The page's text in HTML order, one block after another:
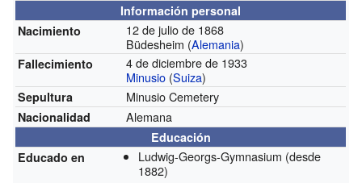
Información personal
Nacimiento
12 de julio de 1868
Büdesheim (Alemania)
Fallecimiento
4 de diciembre de 1933
Minusio (Suiza)
Sepultura Minusio Cemetery
Nacionalidad Alemana
Educación
Educado en
Ludwig-Georgs-Gymnasium (desde
1882)